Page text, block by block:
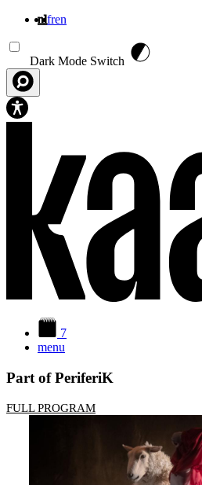
nlfren
Dark Mode Switch
7
menu
Part of PeriferiK
FULL PROGRAM